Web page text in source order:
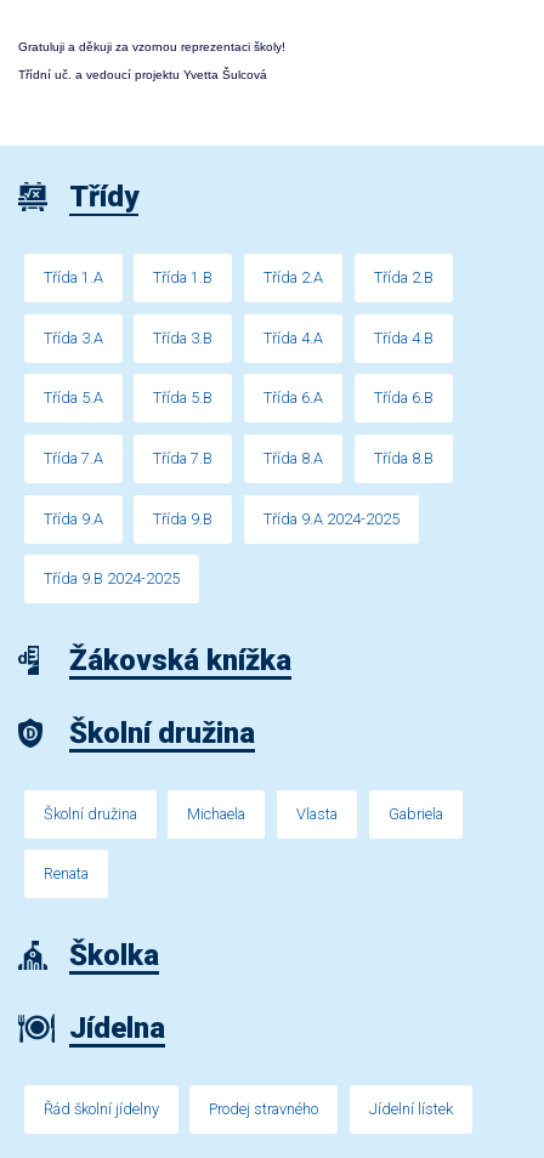
Gratuluji a děkuji za vzornou reprezentaci školy!
Třídní uč. a vedoucí projektu Yvetta Šulcová
Třídy
Třída 1.A Třída 1.B Třída 2.A Třída 2.B
Třída 3.A Třída 3.B Třída 4.A Třída 4.B
Třída 5.A Třída 5.B Třída 6.A Třída 6.B
Třída 7.A Třída 7.B Třída 8.A Třída 8.B
Třída 9.A Třída 9.B Třída 9.A 2024-2025
Třída 9.B 2024-2025
Žákovská knížka
Školní družina
Školní družina Michaela Vlasta Gabriela
Renata
Školka
Jídelna
Řád školní jídelny Prodej stravného Jídelní lístek